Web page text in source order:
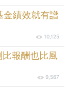
金績效就有譜
10,125
比報酬也比風
9,567